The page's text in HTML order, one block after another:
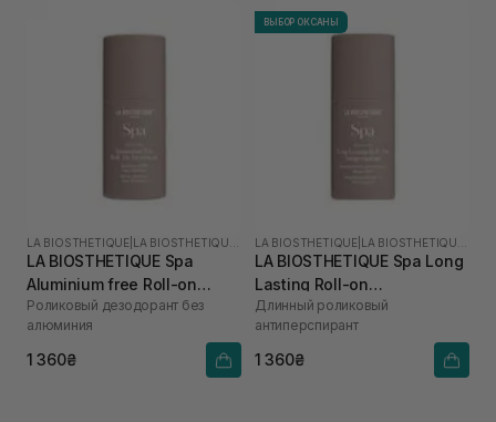
LA BIOSTHETIQUE
LA BIOSTHETIQUE Spa
Aluminium free Roll-on
Deodorant 50 мл
Роликовый дезодорант без
алюминия
1 360₴
ВЫБОР ОКСАНЫ
LA BIOSTHETIQUE
LA BIOSTHETIQUE Spa Long
Lasting Roll-on
Antiperspirant 50 мл
Длинный роликовый
антиперспирант
1 360₴